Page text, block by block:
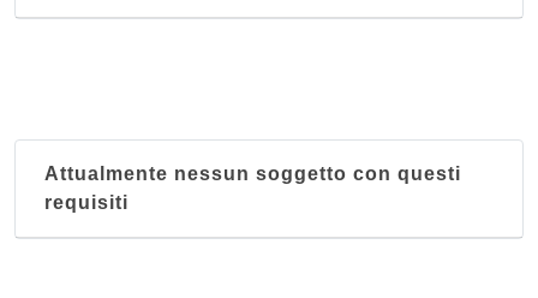
Attualmente nessun soggetto con questi
requisiti